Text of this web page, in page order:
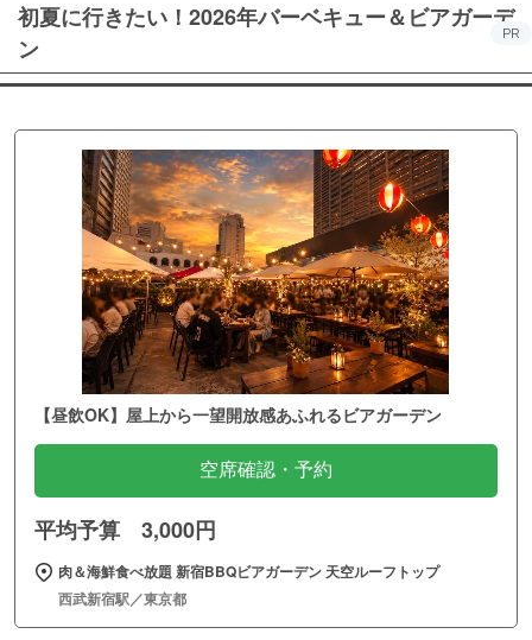
初夏に行きたい！2026年バーベキュー＆ビアガーデ
ン
PR
【昼飲OK】屋上から一望開放感あふれるビアガーデン
空席確認・予約
平均予算 3,000円
肉＆海鮮食べ放題 新宿BBQビアガーデン 天空ルーフトップ
西武新宿駅／東京都